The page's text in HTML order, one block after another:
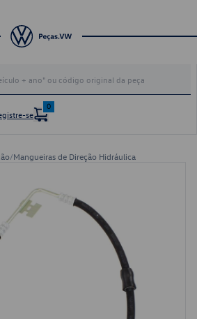
se
0
/Mangueiras de Direção Hidráulica